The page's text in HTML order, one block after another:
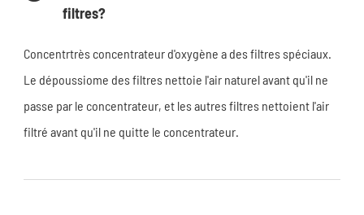
filtres?
Concentrtrès concentrateur d'oxygène a des filtres spéciaux.
Le dépoussiome des filtres nettoie l'air naturel avant qu'il ne
passe par le concentrateur, et les autres filtres nettoient l'air
filtré avant qu'il ne quitte le concentrateur.